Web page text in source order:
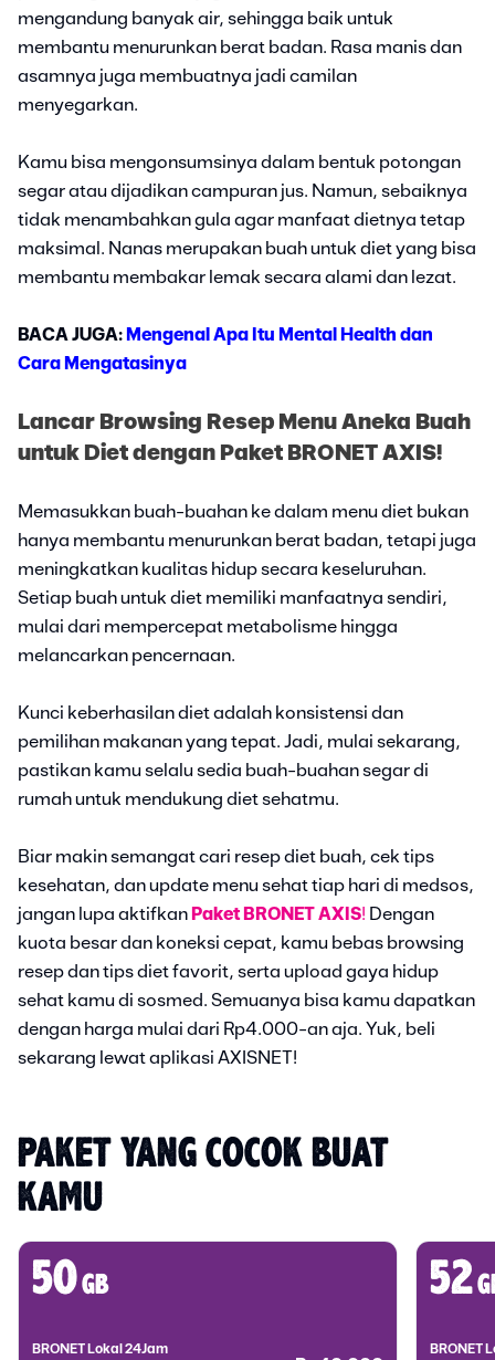
mengandung banyak air, sehingga baik untuk
membantu menurunkan berat badan. Rasa manis dan
asamnya juga membuatnya jadi camilan
menyegarkan.
Kamu bisa mengonsumsinya dalam bentuk potongan
segar atau dijadikan campuran jus. Namun, sebaiknya
tidak menambahkan gula agar manfaat dietnya tetap
maksimal. Nanas merupakan buah untuk diet yang bisa
membantu membakar lemak secara alami dan lezat.
BACA JUGA: Mengenal Apa Itu Mental Health dan
Cara Mengatasinya
Lancar Browsing Resep Menu Aneka Buah
untuk Diet dengan Paket BRONET AXIS!
Memasukkan buah-buahan ke dalam menu diet bukan
hanya membantu menurunkan berat badan, tetapi juga
meningkatkan kualitas hidup secara keseluruhan.
Setiap buah untuk diet memiliki manfaatnya sendiri,
mulai dari mempercepat metabolisme hingga
melancarkan pencernaan.
Kunci keberhasilan diet adalah konsistensi dan
pemilihan makanan yang tepat. Jadi, mulai sekarang,
pastikan kamu selalu sedia buah-buahan segar di
rumah untuk mendukung diet sehatmu.
Biar makin semangat cari resep diet buah, cek tips
kesehatan, dan update menu sehat tiap hari di medsos,
jangan lupa aktifkan Paket BRONET AXIS! Dengan
kuota besar dan koneksi cepat, kamu bebas browsing
resep dan tips diet favorit, serta upload gaya hidup
sehat kamu di sosmed. Semuanya bisa kamu dapatkan
dengan harga mulai dari Rp4.000-an aja. Yuk, beli
sekarang lewat aplikasi AXISNET!
PAKET YANG COCOK BUAT
KAMU
50gb
BRONET Lokal 24Jam
52
BRONET